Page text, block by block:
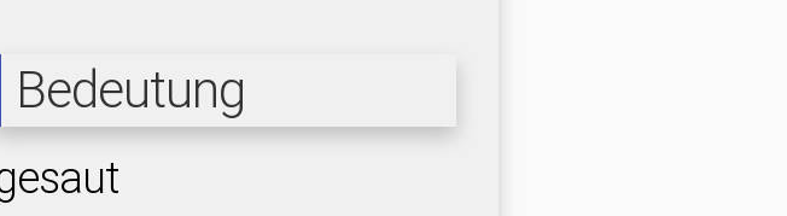
Bedeutung